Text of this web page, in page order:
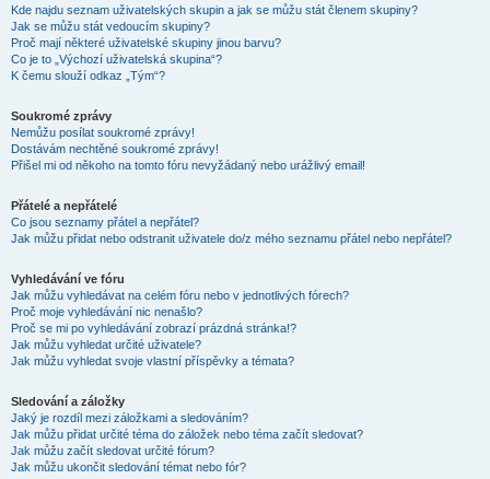
Kde najdu seznam uživatelských skupin a jak se můžu stát členem skupiny?
Jak se můžu stát vedoucím skupiny?
Proč mají některé uživatelské skupiny jinou barvu?
Co je to „Výchozí uživatelská skupina“?
K čemu slouží odkaz „Tým“?
Soukromé zprávy
Nemůžu posílat soukromé zprávy!
Dostávám nechtěné soukromé zprávy!
Přišel mi od někoho na tomto fóru nevyžádaný nebo urážlivý email!
Přátelé a nepřátelé
Co jsou seznamy přátel a nepřátel?
Jak můžu přidat nebo odstranit uživatele do/z mého seznamu přátel nebo nepřátel?
Vyhledávání ve fóru
Jak můžu vyhledávat na celém fóru nebo v jednotlivých fórech?
Proč moje vyhledávání nic nenašlo?
Proč se mi po vyhledávání zobrazí prázdná stránka!?
Jak můžu vyhledat určité uživatele?
Jak můžu vyhledat svoje vlastní příspěvky a témata?
Sledování a záložky
Jaký je rozdíl mezi záložkami a sledováním?
Jak můžu přidat určité téma do záložek nebo téma začít sledovat?
Jak můžu začít sledovat určité fórum?
Jak můžu ukončit sledování témat nebo fór?